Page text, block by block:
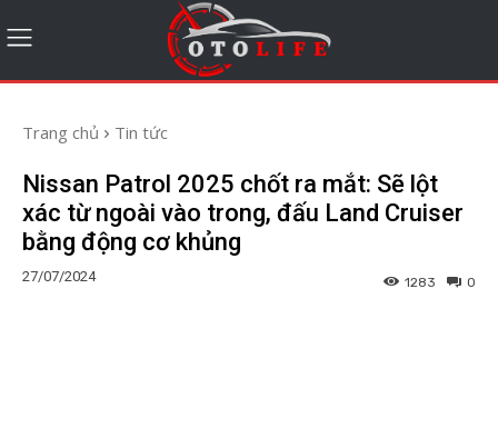
Trang chủ Tin tức
Nissan Patrol 2025 chốt ra mắt: Sẽ lột
xác từ ngoài vào trong, đấu Land Cruiser
bằng động cơ khủng
27/07/2024 0
1283